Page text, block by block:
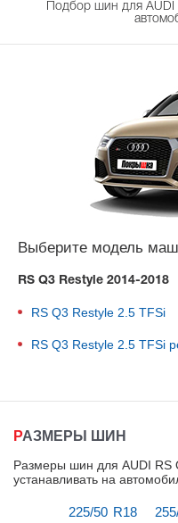
Подбор шин для AUDI
Выберите модель
RS Q3 Restyle 2014-2018
RS Q3 Restyle 2.5 TFSi
RS Q3 Restyle 2.5 TFSi
РАЗМЕРЫ ШИН
Размеры шин для AUDI RS
устанавливать на
225/50 R18